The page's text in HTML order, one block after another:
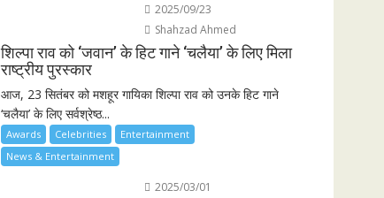
2025/09/23
Shahzad Ahmed
शिल्पा राव को ‘जवान’ के हिट गाने ‘चलैया’ के लिए मिला
राष्ट्रीय पुरस्कार
आज, 23 सितंबर को मशहूर गायिका शिल्पा राव को उनके हिट गाने
‘चलैया’ के लिए सर्वश्रेष्ठ...
Awards Celebrities
Entertainment
News & Entertainment
2025/03/01